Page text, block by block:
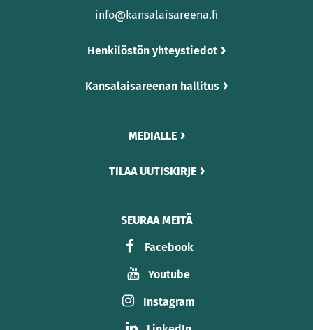
info@kansalaisareena.fi
Henkilöstön yhteystiedot
Kansalaisareenan hallitus
MEDIALLE
TILAA UUTISKIRJE
SEURAA MEITÄ
Facebook
Youtube
Instagram